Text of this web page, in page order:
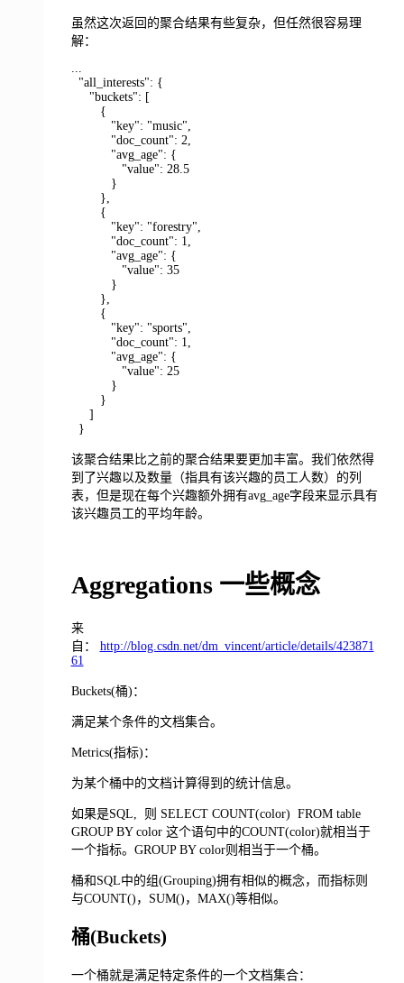
虽然这次返回的聚合结果有些复杂，但任然很容易理
解：
"all_interests": {
"buckets": [
{
"key": "music",
"doc_count": 2,
"avg_age": {
"value": 28.5
}
},
{
"key": "forestry",
"doc_count": 1,
"avg_age": {
"value": 35
}
},
{
"key": "sports",
"doc_count": 1,
"avg_age": {
"value": 25
}
}
]
}
该聚合结果比之前的聚合结果要更加丰富。我们依然得
到了兴趣以及数量（指具有该兴趣的员工人数）的列
表，但是现在每个兴趣额外拥有avg_age字段来显示具有
该兴趣员工的平均年龄。
Aggregations 一些概念
来
自： http://blog.csdn.net/dm_vincent/article/details/423871
61
Buckets(桶)：
满足某个条件的文档集合。
Metrics(指标)：
为某个桶中的文档计算得到的统计信息。
如果是SQL, 则 SELECT COUNT(color) FROM table
GROUP BY color 这个语句中的COUNT(color)就相当于
一个指标。GROUP BY color则相当于一个桶。
桶和SQL中的组(Grouping)拥有相似的概念，而指标则
与COUNT()，SUM()，MAX()等相似。
桶(Buckets)
一个桶就是满足特定条件的一个文档集合：